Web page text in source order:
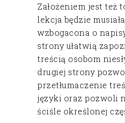
Założeniem jest też
lekcja będzie
wzbogacona o
strony ułatwią
treścią osobom
drugiej strony
przetłumaczenie
języki oraz pozwoli
ściśle określonej